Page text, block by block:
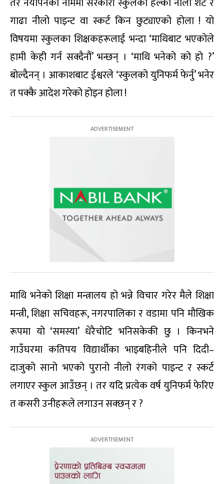
गाढा नीलो पाइन्ट वा स्कर्ट किन छुट्याएको होला ! यो
विषयमा स्कुलका शिक्षकहरूलाई भन्दा ‘माथिबाट भएकोले
हामी केही गर्न सक्दैनौं’ भन्छन् । ‘माथि भनेको को हो ?’
बोल्दैनन् । आकाशबाट ईश्वरले ‘स्कुलको युनिफर्म फेर्नु’ भनेर
त पक्कै आदेश गरेको होइन होला !
माथि भनेको शिक्षा मन्त्रालय हो भन्ने विचार गरेर मैले शिक्षा
मन्त्री, शिक्षा सचिवहरू, नगरपालिका र वडामा पनि मौखिक
रूपमा यो ‘समस्या’ धेरैचोटि भनिसकेकी छु । किनभने
गाउँघरमा कतिपय विद्यार्थीका भाइबहिनीले पनि दिदी–
दाजुको सानो भएको पुरानो नीलो रंगको पाइन्ट र स्कर्ट
लगाएर स्कुल आउँछन् । तर यदि प्रत्येक वर्ष युनिफर्म फेरिए
त कसरी उनीहरूले लगाउन सक्छन् र ?